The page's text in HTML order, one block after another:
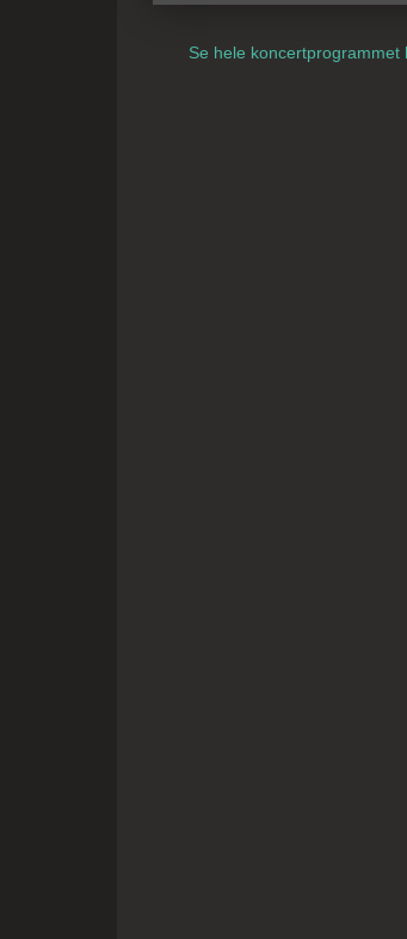
Se hele koncertprogrammet